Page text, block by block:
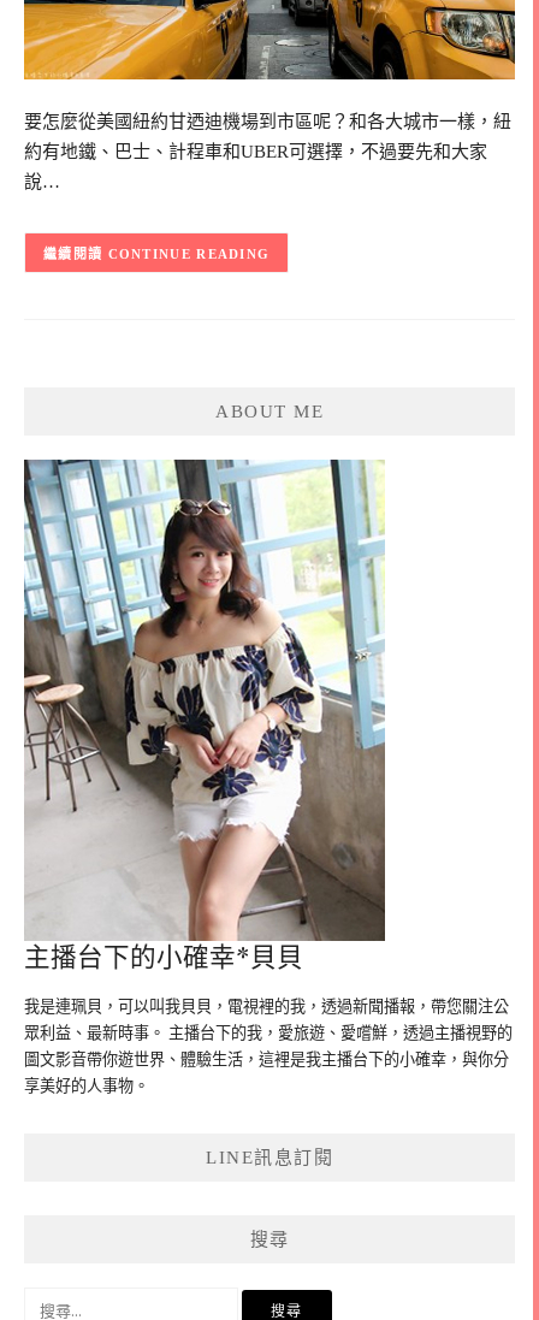
要怎麼從美國紐約甘迺迪機場到市區呢？和各大城市一樣，紐
約有地鐵、巴士、計程車和UBER可選擇，不過要先和大家
說…
CONTINUE READING
ABOUT ME
主播台下的小確幸*貝貝
我是連珮貝，可以叫我貝貝，電視裡的我，透過新聞播報，帶您關注公
眾利益、最新時事。 主播台下的我，愛旅遊、愛嚐鮮，透過主播視野的
圖文影音帶你遊世界、體驗生活，這裡是我主播台下的小確幸，與你分
享美好的人事物。
LINE訊息訂閱
搜尋